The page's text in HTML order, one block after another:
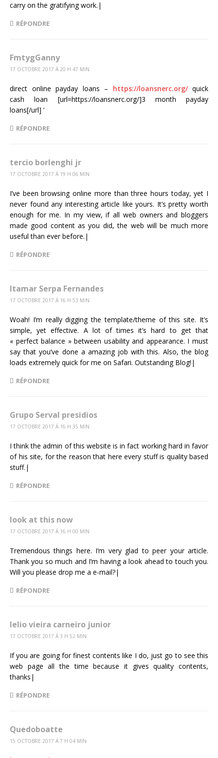
carry on the gratifying work.|
RÉPONDRE
FmtygGanny
17 OCTOBRE 2017 Á 20 H 47 MIN
direct online payday loans – https://loansnerc.org/quick
cash loan [url=https://loansnerc.org/]3 month payday
loans[/url] ’
RÉPONDRE
tercio borlenghi jr
17 OCTOBRE 2017 Á 19 H 06 MIN
I’ve been browsing online more than three hours today, yet I
never found any interesting article like yours. It’s pretty worth
enough for me. In my view, if all web owners and bloggers
made good content as you did, the web will be much more
useful than ever before.|
RÉPONDRE
Itamar Serpa Fernandes
17 OCTOBRE 2017 Á 16 H 53 MIN
Woah! I’m really digging the template/theme of this site. It’s
simple, yet effective. A lot of times it’s hard to get that
« perfect balance » between usability and appearance. I must
say that you’ve done a amazing job with this. Also, the blog
loads extremely quick for me on Safari. Outstanding Blog!|
RÉPONDRE
Grupo Serval presidios
17 OCTOBRE 2017 Á 16 H 35 MIN
I think the admin of this website is in fact working hard in favor
of his site, for the reason that here every stuff is quality based
stuff.|
RÉPONDRE
look at this now
17 OCTOBRE 2017 Á 16 H 00 MIN
Tremendous things here. I’m very glad to peer your article.
Thank you so much and I’m having a look ahead to touch you.
Will you please drop me a e-mail?|
RÉPONDRE
lelio vieira carneiro junior
17 OCTOBRE 2017 Á 3 H 52 MIN
If you are going for finest contents like I do, just go to see this
web page all the time because it gives quality contents,
thanks|
RÉPONDRE
Quedoboatte
15 OCTOBRE 2017 Á 7 H 04 MIN